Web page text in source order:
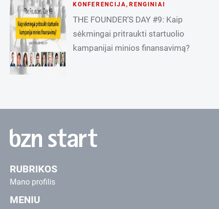
KONFERENCIJA, RENGINIAI
THE FOUNDER’S DAY #9: Kaip
sėkmingai pritraukti startuolio
kampanijai minios finansavimą?
RUBRIKOS
Mano profilis
MENIU